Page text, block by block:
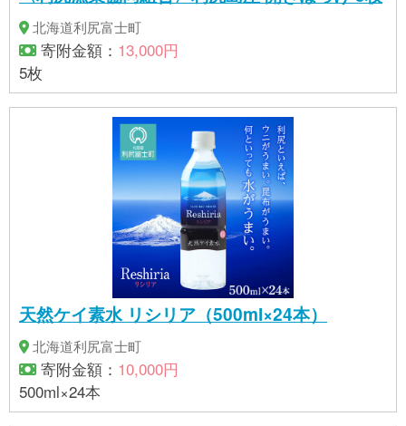
北海道利尻富士町
寄附金額： 13,000円
5枚
天然ケイ素水 リシリア（500ml×24本）
北海道利尻富士町
寄附金額： 10,000円
500ml×24本